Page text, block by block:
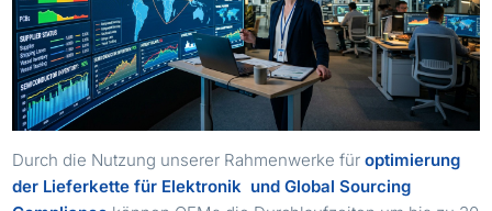
Durch die Nutzung unserer Rahmenwerke füroptimierung
der Lieferkette für Elektronik und Global Sourcing